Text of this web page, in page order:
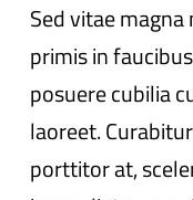
Sed vitae
primis in
posuere cubilia
laoreet.
porttitor at,